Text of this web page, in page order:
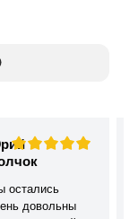
остались
довольны